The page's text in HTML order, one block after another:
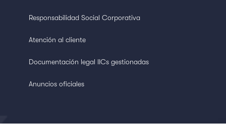
Responsabilidad Social Corporativa
Atención al cliente
Documentación legal IICs gestionadas
Anuncios oficiales